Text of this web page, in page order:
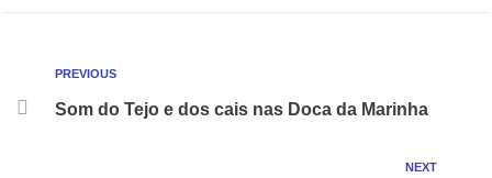
PREVIOUS
Som do Tejo e dos cais nas Doca da Marinha
NEXT